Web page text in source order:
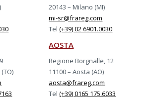
20143 – Milano (MI)
mi-sr@frareg.com
Tel(+39) 02 6901.0030
AOSTA
Regione Borgnalle, 12
11100 – Aosta (AO)
aosta@frareg.com
Tel(+39) 0165 175.6033